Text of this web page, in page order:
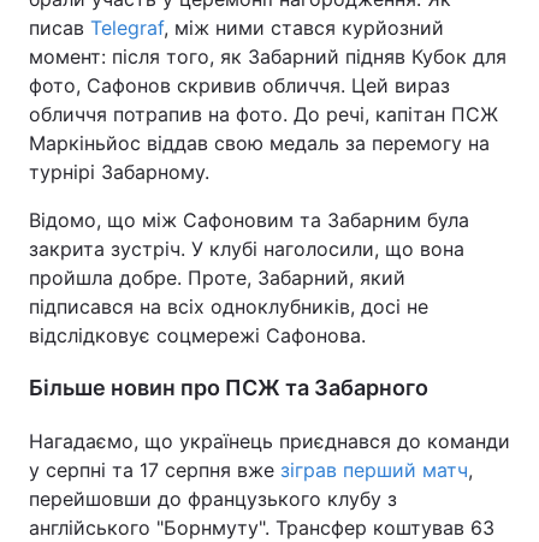
писав Telegraf, між ними стався курйозний
момент: після того, як Забарний підняв Кубок для
фото, Сафонов скривив обличчя. Цей вираз
обличчя потрапив на фото. До речі, капітан ПСЖ
Маркіньйос віддав свою медаль за перемогу на
турнірі Забарному.
Відомо, що між Сафоновим та Забарним була
закрита зустріч. У клубі наголосили, що вона
пройшла добре. Проте, Забарний, який
підписався на всіх одноклубників, досі не
відслідковує соцмережі Сафонова.
Більше новин про ПСЖ та Забарного
Нагадаємо, що українець приєднався до команди
у серпні та 17 серпня вже зіграв перший матч,
перейшовши до французького клубу з
англійського "Борнмуту". Трансфер коштував 63